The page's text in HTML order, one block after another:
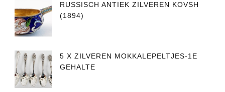
RUSSISCH ANTIEK ZILVEREN KOVSH
(1894)
5 X ZILVEREN MOKKALEPELTJES-1E
GEHALTE